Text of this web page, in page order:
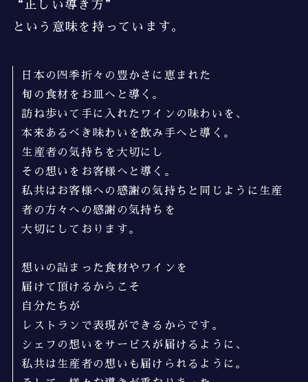
“正しい導き方”
という意味を持っています。
日本の四季折々の豊かさに恵まれた
旬の食材をお皿へと導く。
訪ね歩いて手に入れたワインの味わいを、
本来あるべき味わいを飲み手へと導く。
生産者の気持ちを大切にし
その想いをお客様へと導く。
私共はお客様への感謝の気持ちと同じように生産
者の方々への感謝の気持ちを
大切にしております。
想いの詰まった食材やワインを
届けて頂けるからこそ
自分たちが
レストランで表現ができるからです。
シェフの想いをサービスが届けるように、
私共は生産者の想いも届けられるように。